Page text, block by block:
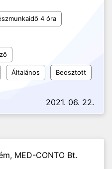
4 óra
Általános Beosztott
2021. 06. 22.
MED-CONTO Bt.